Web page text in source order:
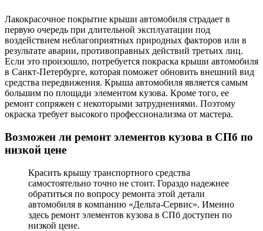
Лакокрасочное покрытие крыши автомобиля страдает в
первую очередь при длительной эксплуатации под
воздействием неблагоприятных природных факторов или в
результате аварии, противоправных действий третьих лиц.
Если это произошло, потребуется покраска крыши автомобиля
в Санкт-Петербурге, которая поможет обновить внешний вид
средства передвижения. Крыша автомобиля является самым
большим по площади элементом кузова. Кроме того, ее
ремонт сопряжен с некоторыми затруднениями. Поэтому
окраска требует высокого профессионализма от мастера.
Возможен ли ремонт элементов кузова в СПб по
низкой цене
Красить крышу транспортного средства
самостоятельно точно не стоит. Гораздо надежнее
обратиться по вопросу ремонта этой детали
автомобиля в компанию «Дельта-Сервис». Именно
здесь ремонт элементов кузова в СПб доступен по
низкой цене.